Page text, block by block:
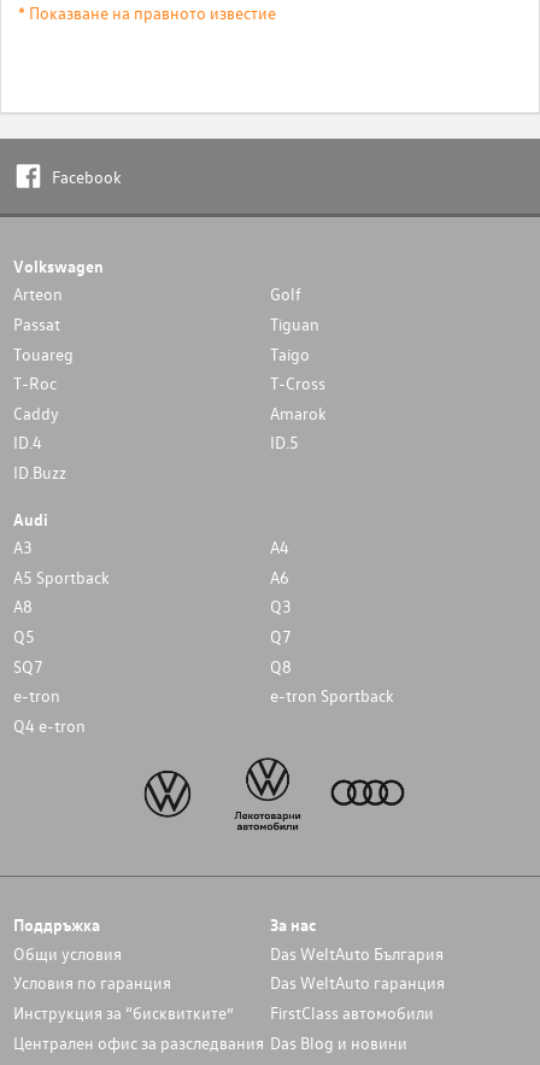
* Показване на правното известие
Facebook
Volkswagen
Arteon
Golf
Passat
Tiguan
Touareg
Taigo
T-Roc
T-Cross
Caddy
Amarok
ID.4
ID.5
ID.Buzz
Audi
A3
A4
A5 Sportback
A6
A8
Q3
Q5
Q7
SQ7
Q8
e-tron
e-tron Sportback
Q4 e-tron
Поддръжка
Общи условия
Условия по гаранция
Инструкция за “бисквитките”
Централен офис за разследвания
За нас
Das WeltAuto България
Das WeltAuto гаранция
FirstClass автомобили
Das Blog и новини